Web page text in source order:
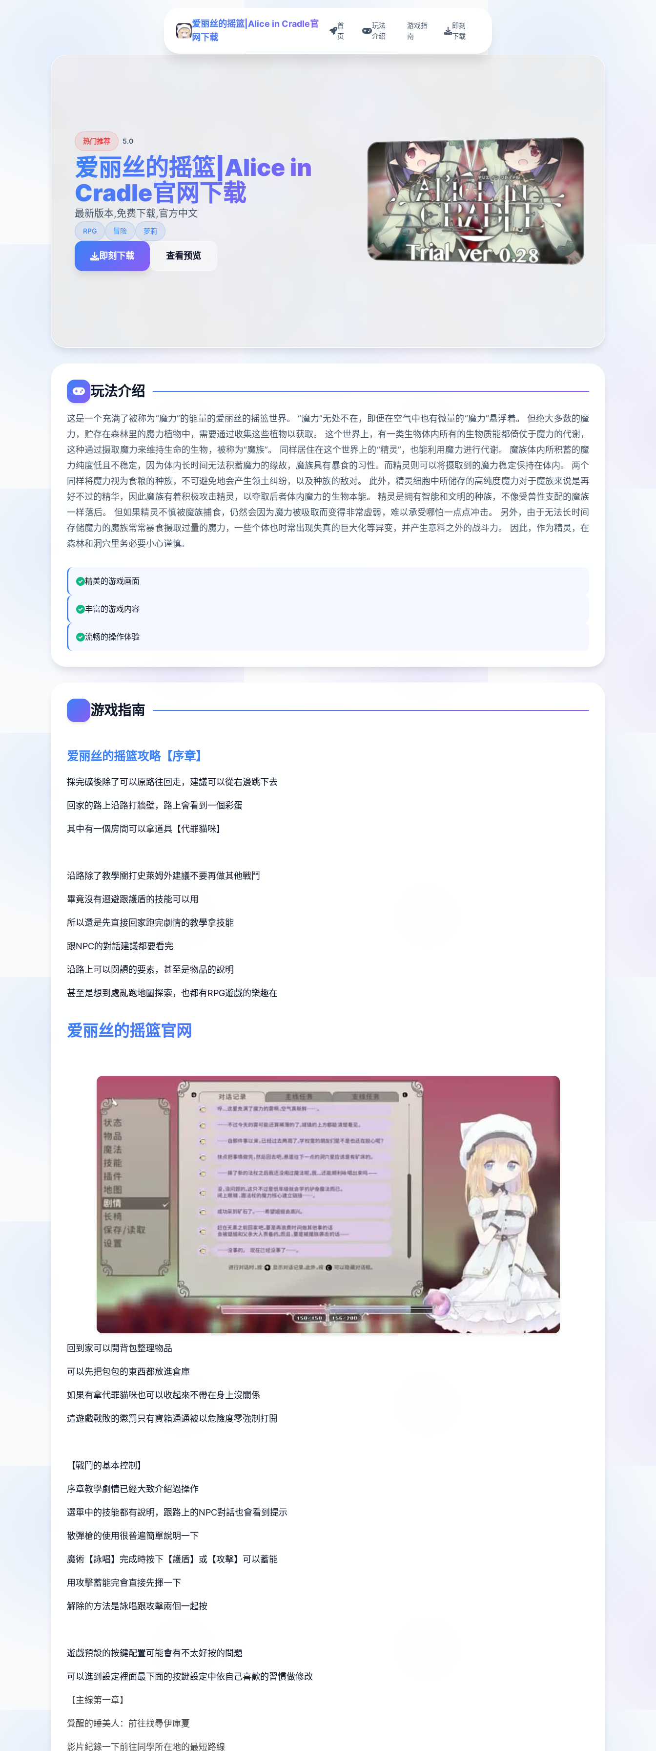
爱丽丝的摇篮|Alice in Cradle官
网下载
首
页
玩法
介绍
游戏指
南
即刻
下载
热门推荐 5.0
爱丽丝的摇篮|Alice in
Cradle官网下载
最新版本,免费下载,官方中文
RPG 冒险 萝莉
即刻下载 查看预览
玩法介绍
这是一个充满了被称为“魔力”的能量的爱丽丝的摇篮世界。 “魔力”无处不在，即便在空气中也有微量的“魔力”悬浮着。 但绝大多数的魔
力，贮存在森林里的魔力植物中，需要通过收集这些植物以获取。 这个世界上，有一类生物体内所有的生物质能都倚仗于魔力的代谢，
这种通过摄取魔力来维持生命的生物，被称为“魔族”。 同样居住在这个世界上的“精灵”，也能利用魔力进行代谢。 魔族体内所积蓄的魔
力纯度低且不稳定，因为体内长时间无法积蓄魔力的缘故，魔族具有暴食的习性。而精灵则可以将摄取到的魔力稳定保持在体内。 两个
同样将魔力视为食粮的种族，不可避免地会产生领土纠纷，以及种族的敌对。 此外，精灵细胞中所储存的高纯度魔力对于魔族来说是再
好不过的精华，因此魔族有着积极攻击精灵，以夺取后者体内魔力的生物本能。 精灵是拥有智能和文明的种族，不像受兽性支配的魔族
一样落后。 但如果精灵不慎被魔族捕食，仍然会因为魔力被吸取而变得非常虚弱，难以承受哪怕一点点冲击。 另外，由于无法长时间
存储魔力的魔族常常暴食摄取过量的魔力，一些个体也时常出现失真的巨大化等异变，并产生意料之外的战斗力。 因此，作为精灵，在
森林和洞穴里务必要小心谨慎。
精美的游戏画面
丰富的游戏内容
流畅的操作体验
游戏指南
爱丽丝的摇篮攻略【序章】
採完礦後除了可以原路往回走，建議可以從右邊跳下去
回家的路上沿路打牆壁，路上會看到一個彩蛋
其中有一個房間可以拿道具【代罪貓咪】
沿路除了教學關打史萊姆外建議不要再做其他戰鬥
畢竟沒有迴避跟護盾的技能可以用
所以還是先直接回家跑完劇情的教學拿技能
跟NPC的對話建議都要看完
沿路上可以閱讀的要素，甚至是物品的說明
甚至是想到處亂跑地圖探索，也都有RPG遊戲的樂趣在
爱丽丝的摇篮官网
回到家可以開背包整理物品
可以先把包包的東西都放進倉庫
如果有拿代罪貓咪也可以收起來不帶在身上沒關係
這遊戲戰敗的懲罰只有寶箱通通被以危險度零強制打開
【戰鬥的基本控制】
序章教學劇情已經大致介紹過操作
選單中的技能都有說明，跟路上的NPC對話也會看到提示
散彈槍的使用很普遍簡單說明一下
魔術【詠唱】完成時按下【護盾】或【攻擊】可以蓄能
用攻擊蓄能完會直接先揮一下
解除的方法是詠唱跟攻擊兩個一起按
遊戲預設的按鍵配置可能會有不太好按的問題
可以進到設定裡面最下面的按鍵設定中依自己喜歡的習慣做修改
【主線第一章】
覺醒的睡美人：前往找尋伊庫夏
影片紀錄一下前往同學所在地的最短路線